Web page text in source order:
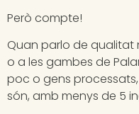
Però compte!
Quan parlo de qualitat
o a les gambes de
poc o gens
són, amb menys de 5